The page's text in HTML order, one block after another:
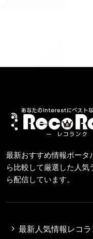
最新おすすめ情報ポータ
ら比較して厳選した人
ら配信しています。
最新人気情報レコラ